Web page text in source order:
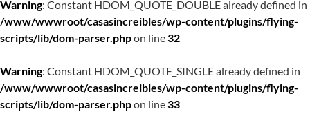
Warning: Constant HDOM_QUOTE_DOUBLE already defined in
/www/wwwroot/casasincreibles/wp-content/plugins/flying-
scripts/lib/dom-parser.phpon line32
Warning: Constant HDOM_QUOTE_SINGLE already defined in
/www/wwwroot/casasincreibles/wp-content/plugins/flying-
scripts/lib/dom-parser.phpon line33